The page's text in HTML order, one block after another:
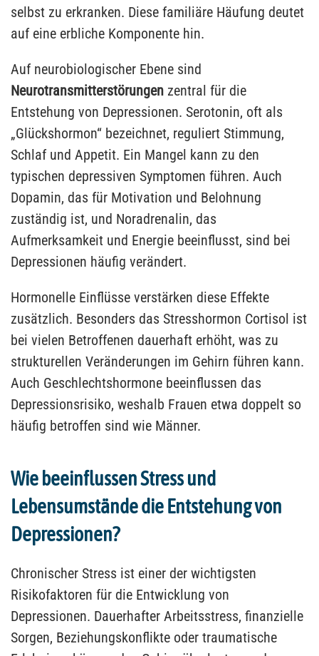
selbst zu erkranken. Diese familiäre Häufung deutet
auf eine erbliche Komponente hin.
Auf neurobiologischer Ebene sind
Neurotransmitterstörungen zentral für die
Entstehung von Depressionen. Serotonin, oft als
„Glückshormon“ bezeichnet, reguliert Stimmung,
Schlaf und Appetit. Ein Mangel kann zu den
typischen depressiven Symptomen führen. Auch
Dopamin, das für Motivation und Belohnung
zuständig ist, und Noradrenalin, das
Aufmerksamkeit und Energie beeinflusst, sind bei
Depressionen häufig verändert.
Hormonelle Einflüsse verstärken diese Effekte
zusätzlich. Besonders das Stresshormon Cortisol ist
bei vielen Betroffenen dauerhaft erhöht, was zu
strukturellen Veränderungen im Gehirn führen kann.
Auch Geschlechtshormone beeinflussen das
Depressionsrisiko, weshalb Frauen etwa doppelt so
häufig betroffen sind wie Männer.
Wie beeinflussen Stress und
Lebensumstände die Entstehung von
Depressionen?
Chronischer Stress ist einer der wichtigsten
Risikofaktoren für die Entwicklung von
Depressionen. Dauerhafter Arbeitsstress, finanzielle
Sorgen, Beziehungskonflikte oder traumatische